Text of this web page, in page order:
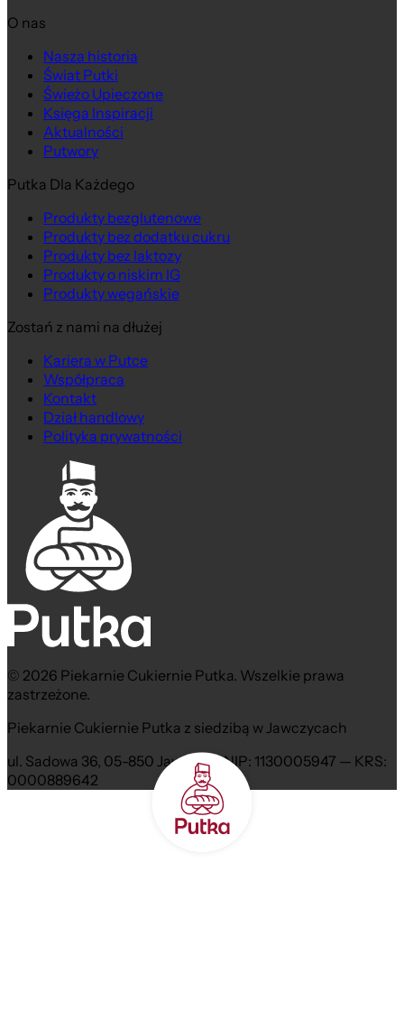
O nas
Nasza historia
Świat Putki
Świeżo Upieczone
Księga Inspiracji
Aktualności
Putwory
Putka Dla Każdego
Produkty bezglutenowe
Produkty bez dodatku cukru
Produkty bez laktozy
Produkty o niskim IG
Produkty wegańskie
Zostań z nami na dłużej
Kariera w Putce
Współpraca
Kontakt
Dział handlowy
Polityka prywatności
© 2026 Piekarnie Cukiernie Putka. Wszelkie prawa
zastrzeżone.
Piekarnie Cukiernie Putka z siedzibą w Jawczycach
ul. Sadowa 36, 05-850 Jawczyce NIP: 1130005947 — KRS:
0000889642